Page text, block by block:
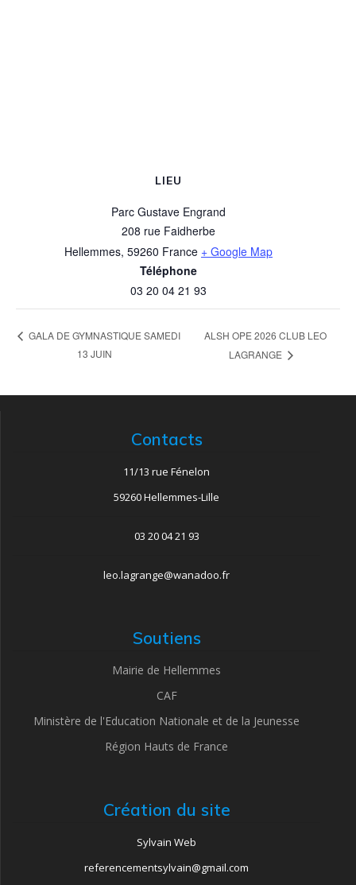
LIEU
Parc Gustave Engrand
208 rue Faidherbe
Hellemmes, 59260 France + Google Map
Téléphone
03 20 04 21 93
GALA DE GYMNASTIQUE SAMEDI
13 JUIN
ALSH OPE 2026 CLUB LEO
LAGRANGE
Contacts
11/13 rue Fénelon
59260 Hellemmes-Lille
03 20 04 21 93
leo.lagrange@wanadoo.fr
Soutiens
Mairie de Hellemmes
CAF
Ministère de l'Education Nationale et de la Jeunesse
Région Hauts de France
Création du site
Sylvain Web
referencementsylvain@gmail.com